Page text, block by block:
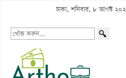
ঢাকা, শনিবার, ৮ আগস্ট